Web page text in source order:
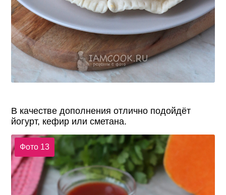
В качестве дополнения отлично подойдёт
йогурт, кефир или сметана.
Фото 13